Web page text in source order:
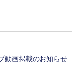
動画掲載のお知らせ